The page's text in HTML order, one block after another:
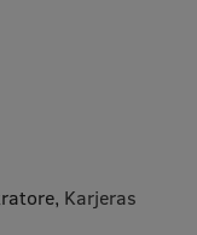
Karjeras